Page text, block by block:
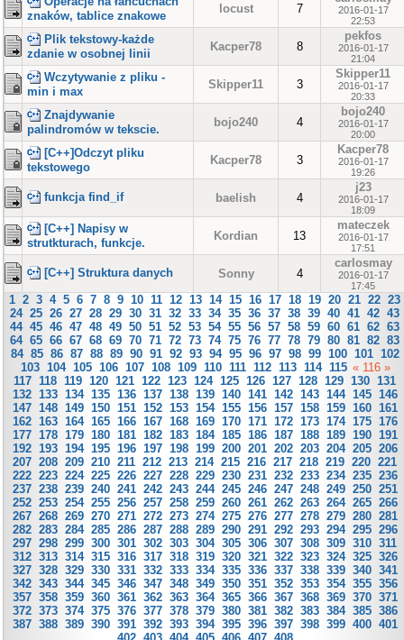
znaków, tablice znakowe
locust 7
2016-01-17
22:53
Plik tekstowy-każde
zdanie w osobnej linii
Kacper78 8
pekfos
2016-01-17
21:04
Wczytywanie z pliku -
min i max
Skipper11 3
Skipper11
2016-01-17
20:33
Znajdywanie
palindromów w tekscie.
bojo240 4
bojo240
2016-01-17
20:00
[C++]Odczyt pliku
tekstowego
Kacper78 3
Kacper78
2016-01-17
19:26
funkcja find_if baelish 4
j23
2016-01-17
18:09
[C++] Napisy w
strutkturach, funkcje.
Kordian 13
mateczek
2016-01-17
17:51
[C++] Struktura danych Sonny 4
carlosmay
2016-01-17
17:45
1 2 3 4 5 6 7 8 9 10 11 12 13 14 15 16 17 18 19 20 21 22 23
24 25 26 27 28 29 30 31 32 33 34 35 36 37 38 39 40 41 42 43
44 45 46 47 48 49 50 51 52 53 54 55 56 57 58 59 60 61 62 63
64 65 66 67 68 69 70 71 72 73 74 75 76 77 78 79 80 81 82 83
84 85 86 87 88 89 90 91 92 93 94 95 96 97 98 99 100 101 102
103 104 105 106 107 108 109 110 111 112 113 114 115 « 116 »
117 118 119 120 121 122 123 124 125 126 127 128 129 130 131
132 133 134 135 136 137 138 139 140 141 142 143 144 145 146
147 148 149 150 151 152 153 154 155 156 157 158 159 160 161
162 163 164 165 166 167 168 169 170 171 172 173 174 175 176
177 178 179 180 181 182 183 184 185 186 187 188 189 190 191
192 193 194 195 196 197 198 199 200 201 202 203 204 205 206
207 208 209 210 211 212 213 214 215 216 217 218 219 220 221
222 223 224 225 226 227 228 229 230 231 232 233 234 235 236
237 238 239 240 241 242 243 244 245 246 247 248 249 250 251
252 253 254 255 256 257 258 259 260 261 262 263 264 265 266
267 268 269 270 271 272 273 274 275 276 277 278 279 280 281
282 283 284 285 286 287 288 289 290 291 292 293 294 295 296
297 298 299 300 301 302 303 304 305 306 307 308 309 310 311
312 313 314 315 316 317 318 319 320 321 322 323 324 325 326
327 328 329 330 331 332 333 334 335 336 337 338 339 340 341
342 343 344 345 346 347 348 349 350 351 352 353 354 355 356
357 358 359 360 361 362 363 364 365 366 367 368 369 370 371
372 373 374 375 376 377 378 379 380 381 382 383 384 385 386
387 388 389 390 391 392 393 394 395 396 397 398 399 400 401